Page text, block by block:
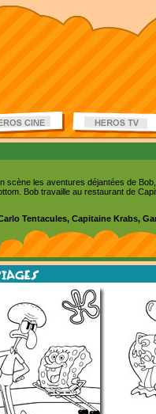
scène les aventures déjantées de
Bob travaille au restaurant de
Tentacules, Capitaine Krabs,